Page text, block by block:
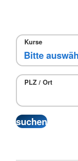
Kurse
PLZ / Ort